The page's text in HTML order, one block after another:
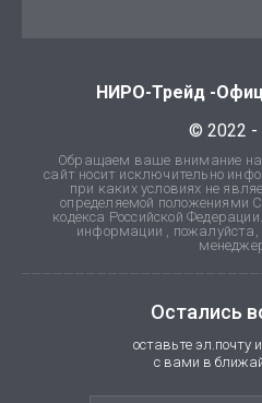
НИРО-Трейд -
© 2022 -
Обращаем ваше внимание на
сайт носит исключительно
при каких условиях не
определяемой положениями
кодекса Российской
информации ,
Остались
оставьте
с вами в